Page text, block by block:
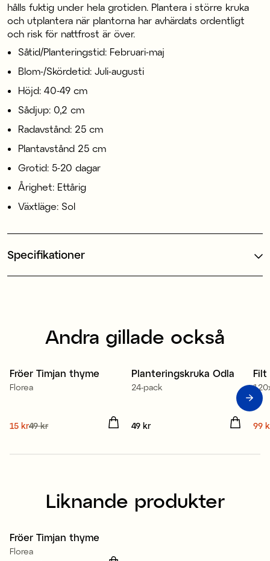
hålls fuktig under hela grotiden. Plantera i större kruka
och utplantera när plantorna har avhärdats ordentligt
och risk för nattfrost är över.
Såtid/Planteringstid: Februari-maj
Blom-/Skördetid: Juli-augusti
Höjd: 40-49 cm
Sådjup: 0,2 cm
Radavstånd: 25 cm
Plantavstånd 25 cm
Grotid: 5-20 dagar
Årighet: Ettårig
Växtläge: Sol
Specifikationer
Andra gillade också
Sale
Fröer Timjan thyme
Florea
Nuvarande pris
15 kr49 kr
Planteringskruka Odla
24-pack
Pris:
49 kr 99
Liknande produkter
Sale
Fröer Timjan thyme
Florea